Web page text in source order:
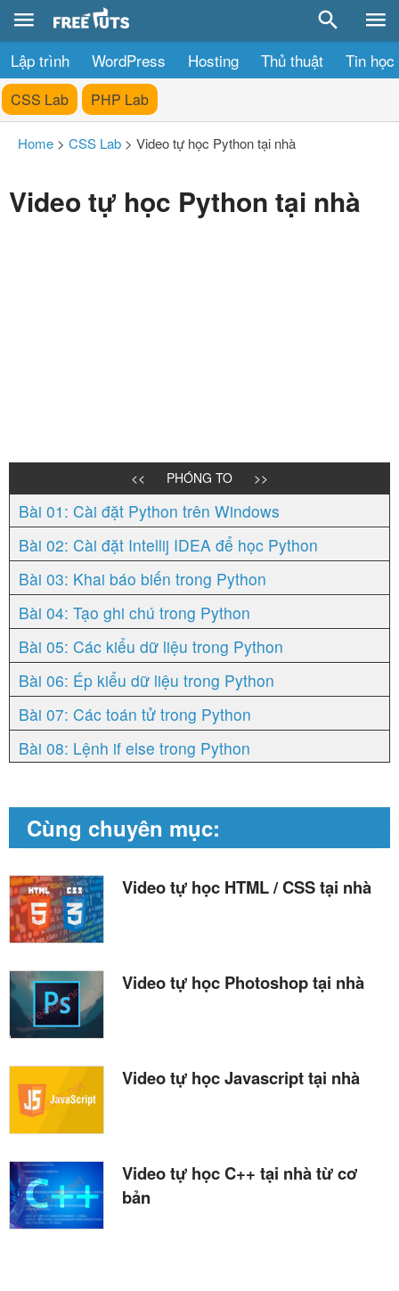
Lập trình WordPress Hosting Thủ thuật Tin học
CSS Lab PHP Lab
Home > CSS Lab > Video tự học Python tại nhà
Video tự học Python tại nhà
<< PHÓNG TO >>
Bài 01: Cài đặt Python trên Windows
Bài 02: Cài đặt Intellij IDEA để học Python
Bài 03: Khai báo biến trong Python
Bài 04: Tạo ghi chú trong Python
Bài 05: Các kiểu dữ liệu trong Python
Bài 06: Ép kiểu dữ liệu trong Python
Bài 07: Các toán tử trong Python
Bài 08: Lệnh if else trong Python
Bài 10: Vòng lặp while trong Python
Bài 11: Lệnh break và continue trong Python
Bài 12: Bài tập Python căn bản 1
Bài 12: Bài tập Python căn bản 2
Bài 12: Bài tập Python căn bản 3
Bài 13: Cách sử dụng function trong Python
Bài 14: Đệ quy trong Python
Bài 16: Bien toàn cục và biến cục bộ
Bài 17: Bai tap function trong Python
Bài 19: String trong Python
Bài 20: Array trong Python
Cùng chuyên mục:
Video tự học HTML / CSS tại nhà
Video tự học Photoshop tại nhà
Video tự học Javascript tại nhà
Video tự học C++ tại nhà từ cơ
bản